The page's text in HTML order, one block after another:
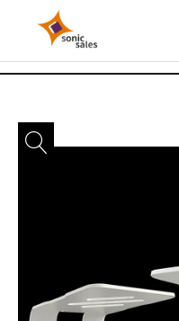
Sonic Sales